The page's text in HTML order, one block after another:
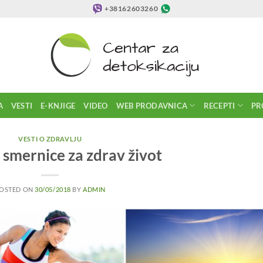
+38162603260
VESTI E-KNJIGE VIDEO WEB PRODAVNICA RECEPTI
VESTI O ZDRAVLJU
za zdrav život
ON 30/05/2018 BY ADMIN